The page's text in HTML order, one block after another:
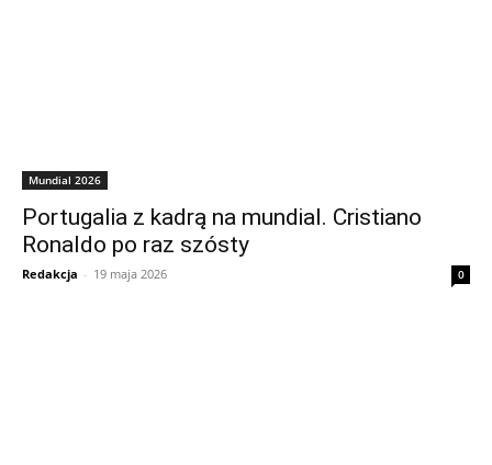
Mundial 2026
Portugalia z kadrą na mundial. Cristiano
Ronaldo po raz szósty
Redakcja - 19 maja 2026 0